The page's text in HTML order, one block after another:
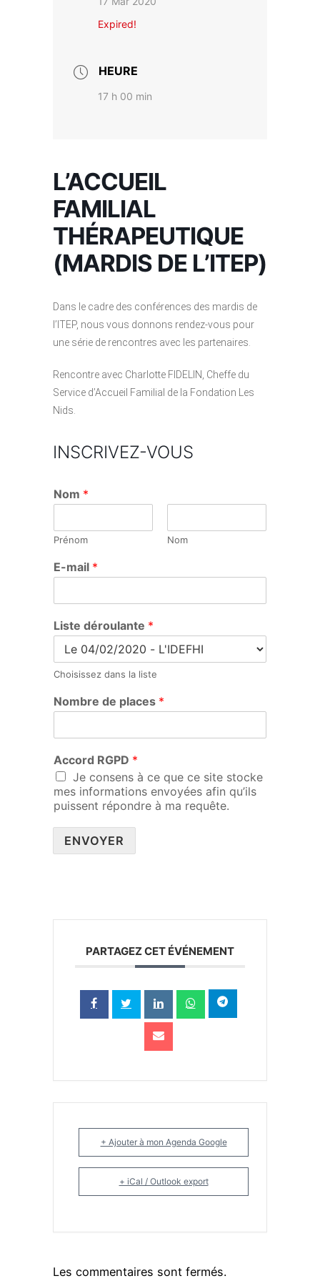
Expired!
HEURE
17 h 00 min
L’ACCUEIL
FAMILIAL
THÉRAPEUTIQUE
(MARDIS DE L’ITEP)
Dans le cadre des conférences des mardis de
l’ITEP, nous vous donnons rendez-vous pour
une série de rencontres avec les partenaires.
Rencontre avec Charlotte FIDELIN, Cheffe du
Service d’Accueil Familial de la Fondation Les
Nids.
INSCRIVEZ-VOUS
Nom *
Prénom Nom
E-mail *
Liste déroulante *
Choisissez dans la liste
Nombre de places *
Accord RGPD *
Je consens à ce que ce site stocke
mes informations envoyées afin qu’ils
puissent répondre à ma requête.
ENVOYER
PARTAGEZ CET ÉVÉNEMENT
+ Ajouter à mon Agenda Google
+ iCal / Outlook export
Les commentaires sont fermés.